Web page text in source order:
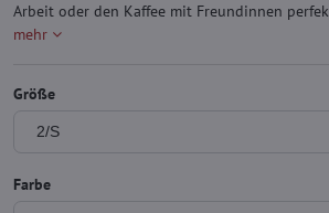
Arbeit oder den Kaffee mit Freundinnen
mehr
Größe
Farbe